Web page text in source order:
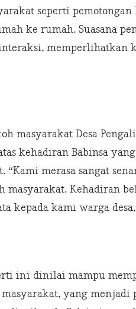
seperti
ke rumah. Suasana
memperlihatkan
masyarakat Desa
kehadiran Babinsa
“Kami merasa sangat
masyarakat. Kehadiran
kepada kami warga
ini dinilai mampu
yang menjadi